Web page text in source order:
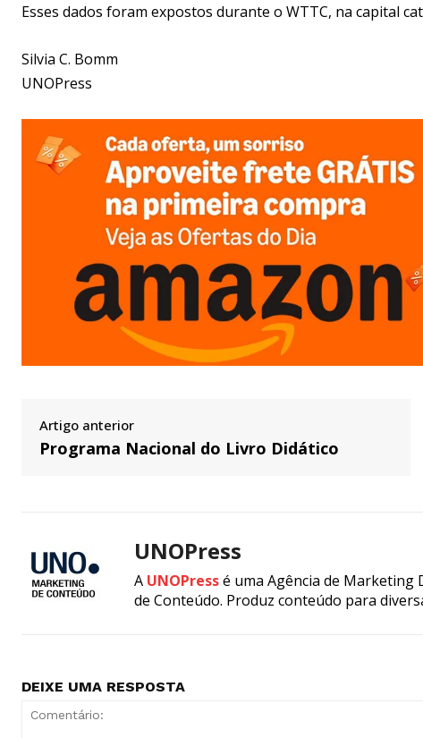
Esses dados foram expostos durante o WTTC, na capital
Silvia C. Bomm
UNOPress
Artigo anterior
Programa Nacional do Livro Didático
UNOPress
A UNOPressé uma Agência de Marketing
de Conteúdo. Produz conteúdo para
DEIXE UMA RESPOSTA